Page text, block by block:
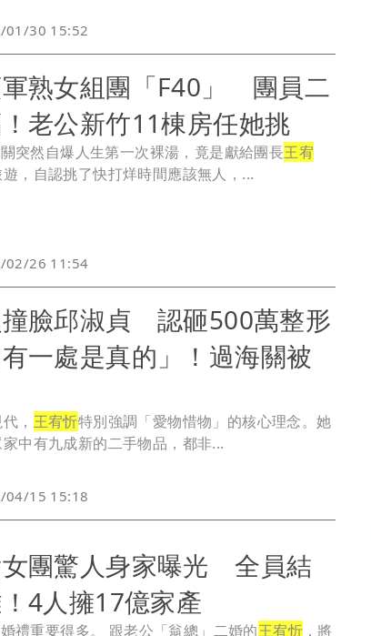
01/30 15:52
熟女組團「F40」 團員二
老公新竹11棟房任她挑
突然自爆人生第一次裸湯，竟是獻給團長王宥
，自認挑了快打烊時間應該無人，...
02/26 11:54
臉邱淑貞 認砸500萬整形
有一處是真的」！過海關被
， 王宥忻特別強調「愛物惜物」的核心理念。她
中有九成新的二手物品，都非...
04/15 15:18
團驚人身家曝光 全員結
4人擁17億家產
...經營比奢華的婚禮重要得多。 跟老公「翁總」二婚的王宥忻，將